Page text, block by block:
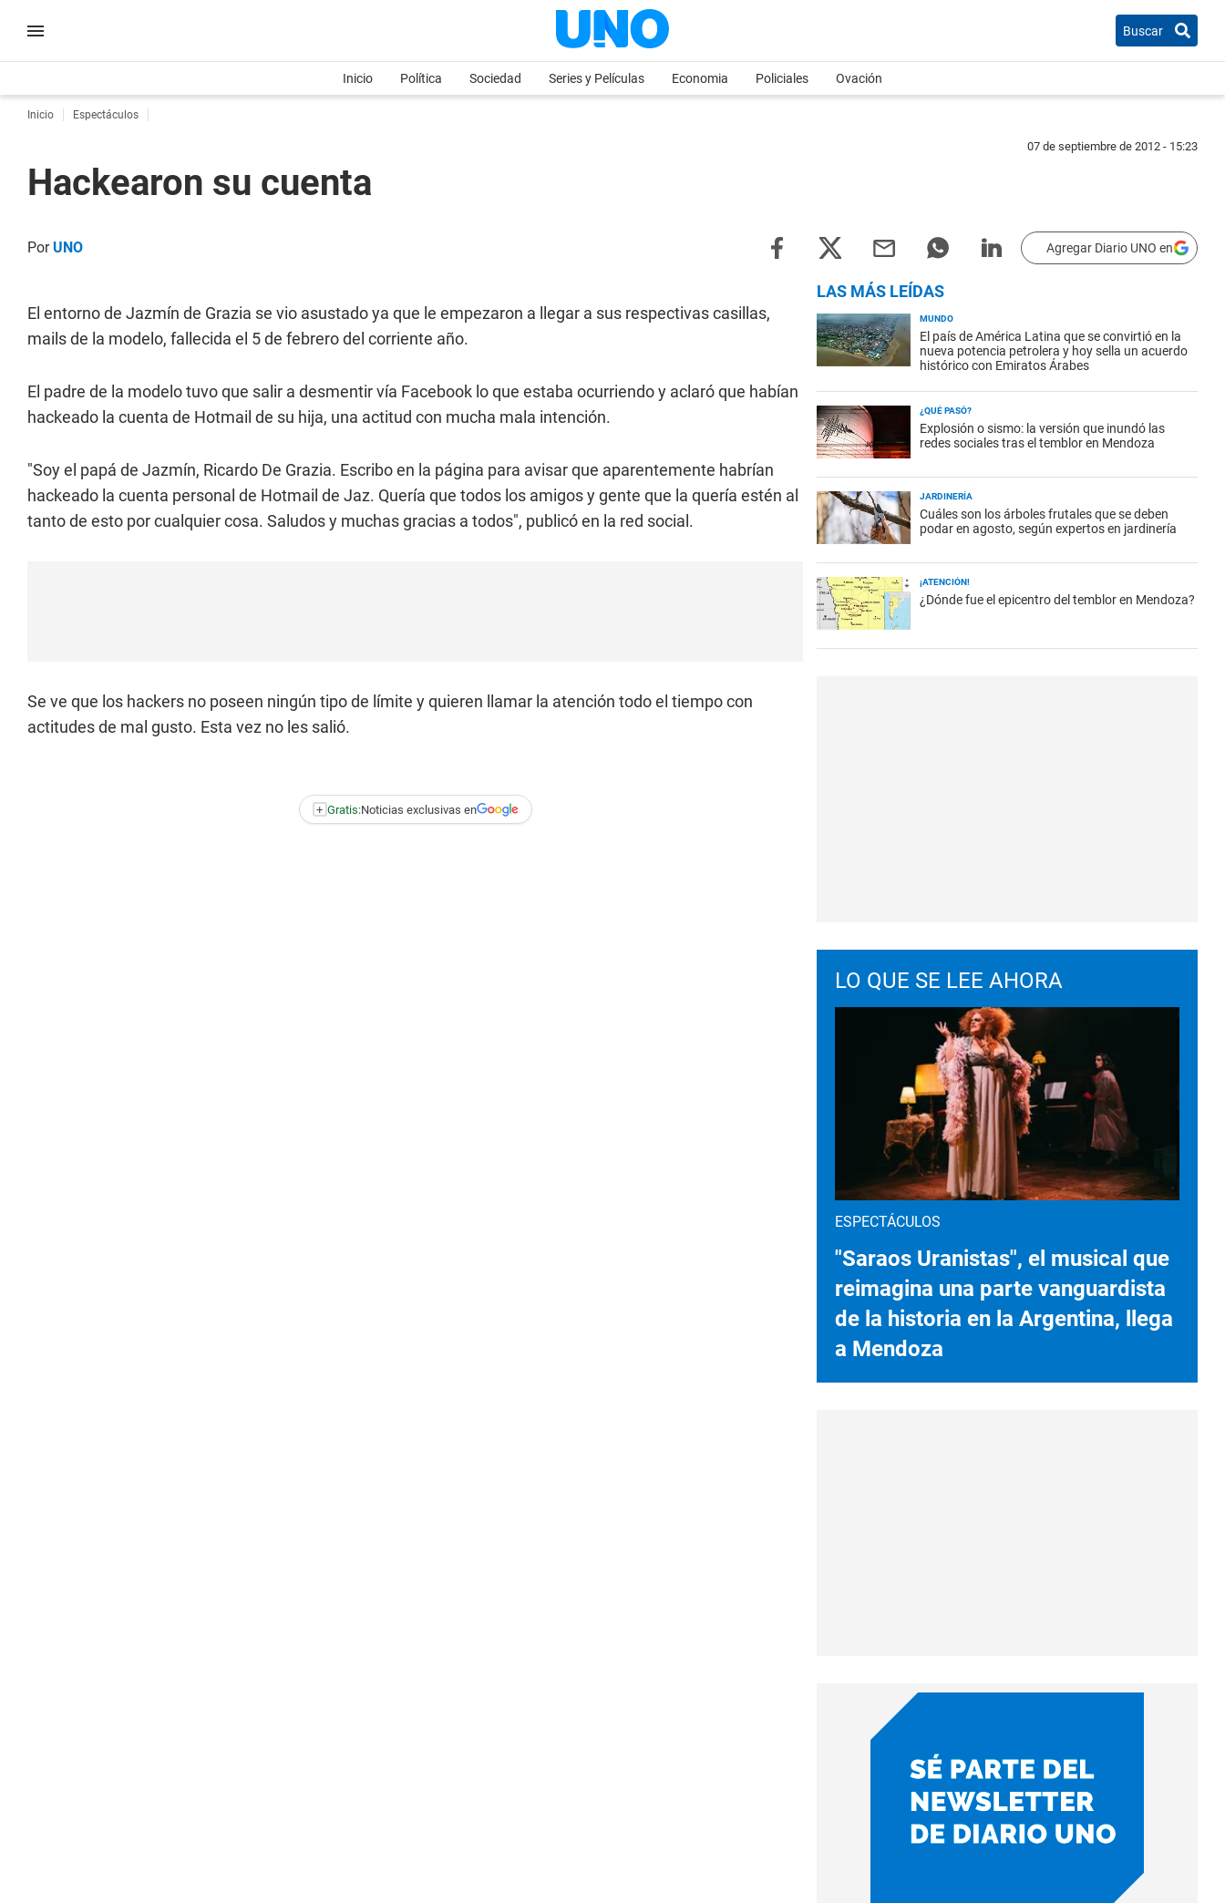
Buscar
Inicio Política Sociedad Series y Películas Economia Policiales Ovación
Inicio Espectáculos
07 de septiembre de 2012 - 15:23
Hackearon su cuenta
PorUNO Agregar Diario UNO en
El entorno de Jazmín de Grazia se vio asustado ya que le empezaron a llegar a sus respectivas casillas,
mails de la modelo, fallecida el 5 de febrero del corriente año.
El padre de la modelo tuvo que salir a desmentir vía Facebook lo que estaba ocurriendo y aclaró que habían
hackeado la cuenta de Hotmail de su hija, una actitud con mucha mala intención.
"Soy el papá de Jazmín, Ricardo De Grazia. Escribo en la página para avisar que aparentemente habrían
hackeado la cuenta personal de Hotmail de Jaz. Quería que todos los amigos y gente que la quería estén al
tanto de esto por cualquier cosa. Saludos y muchas gracias a todos", publicó en la red social.
Se ve que los hackers no poseen ningún tipo de límite y quieren llamar la atención todo el tiempo con
actitudes de mal gusto. Esta vez no les salió.
+ Gratis:Noticias exclusivas en
LAS MÁS LEÍDAS
MUNDO
El país de América Latina que se convirtió en la
nueva potencia petrolera y hoy sella un acuerdo
histórico con Emiratos Árabes
¿QUÉ PASÓ?
Explosión o sismo: la versión que inundó las
redes sociales tras el temblor en Mendoza
JARDINERÍA
Cuáles son los árboles frutales que se deben
podar en agosto, según expertos en jardinería
¡ATENCIÓN!
¿Dónde fue el epicentro del temblor en Mendoza?
LO QUE SE LEE AHORA
ESPECTÁCULOS
"Saraos Uranistas", el musical que
reimagina una parte vanguardista
de la historia en la Argentina, llega
a Mendoza